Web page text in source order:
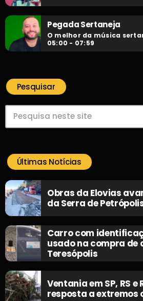
Pegada Sertaneja
O melhor da música
05:00 - 07:59
Pesquisar
Últimas Notícias
Obras da Elovias
da Serra de
Carro com
usado na compra de
Teresópolis
Ventania em SP, RS
resposta a extremos